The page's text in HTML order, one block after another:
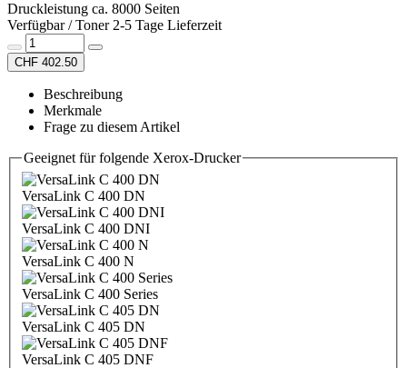
Druckleistung ca. 8000 Seiten
Verfügbar / Toner 2-5 Tage Lieferzeit
CHF 402.50
Beschreibung
Merkmale
Frage zu diesem Artikel
Geeignet für folgende Xerox-Drucker
VersaLink C 400 DN
VersaLink C 400 DNI
VersaLink C 400 N
VersaLink C 400 Series
VersaLink C 405 DN
VersaLink C 405 DNF